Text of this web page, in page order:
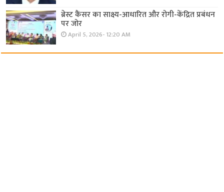
ब्रेस्ट कैंसर का साक्ष्य-आधारित और रोगी-केंद्रित प्रबंधन
पर जोर
April 5, 2026- 12:20 AM